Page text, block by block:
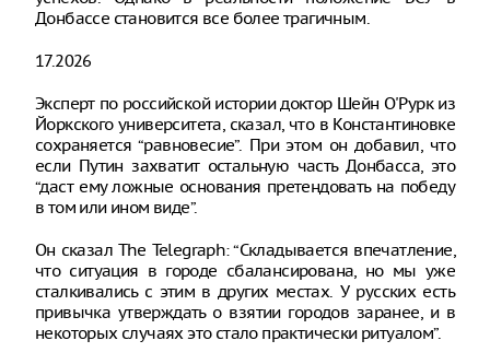
Донбассе становится все более трагичным.
17.2026
Эксперт по российской истории доктор Шейн О'Рурк из
Йоркского университета, сказал, что в Константиновке
сохраняется “равновесие”. При этом он добавил, что
если Путин захватит остальную часть Донбасса, это
“даст ему ложные основания претендовать на победу
в том или ином виде”.
Он сказал The Telegraph: “Складывается впечатление,
что ситуация в городе сбалансирована, но мы уже
сталкивались с этим в других местах. У русских есть
привычка утверждать о взятии городов заранее, и в
некоторых случаях это стало практически ритуалом”.